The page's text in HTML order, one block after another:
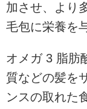
加させ、より
毛包に栄養を
オメガ 3 脂肪
質などの髪を
ンスの取れた